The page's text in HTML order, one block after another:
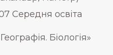
Середня освіта
Біологія»